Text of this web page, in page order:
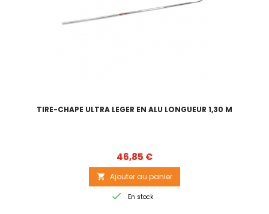
TIRE-CHAPE ULTRA LEGER EN ALU LONGUEUR 1,30 M
Prix
46,85 €
 Ajouter au panier
 En stock